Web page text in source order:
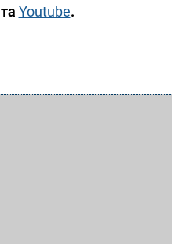
та Youtube.